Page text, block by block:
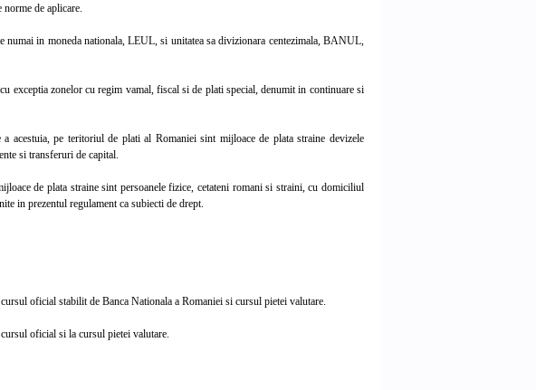
de aplicare.
in moneda nationala, LEUL, si unitatea sa divizionara centezimala, BANUL,
zonelor cu regim vamal, fiscal si de plati special, denumit in continuare si
pe teritoriul de plati al Romaniei sint mijloace de plata straine devizele
si transferuri de capital.
de plata straine sint persoanele fizice, cetateni romani si straini, cu domiciliul
in prezentul regulament ca subiecti de drept.
oficial stabilit de Banca Nationala a Romaniei si cursul pietei valutare.
oficial si la cursul pietei valutare.